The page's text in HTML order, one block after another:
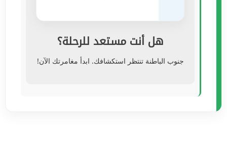
هل أنت مستعد للرحلة؟
جنوب الباطنة تنتظر استكشافك. ابدأ مغامرتك الآن!